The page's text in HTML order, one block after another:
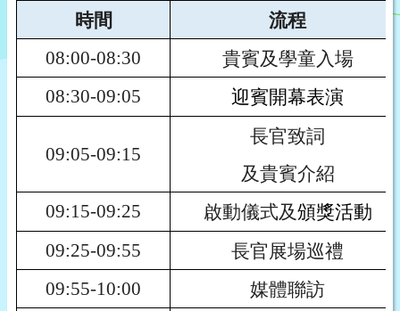
時間 流程
08:00-08:30 貴賓及學童入場
08:30-09:05 迎賓開幕表演
09:05-09:15
長官致詞
及貴賓介紹
09:15-09:25 啟動儀式及頒獎活動
09:25-09:55
長官展場巡禮
09:55-10:00 媒體聯訪